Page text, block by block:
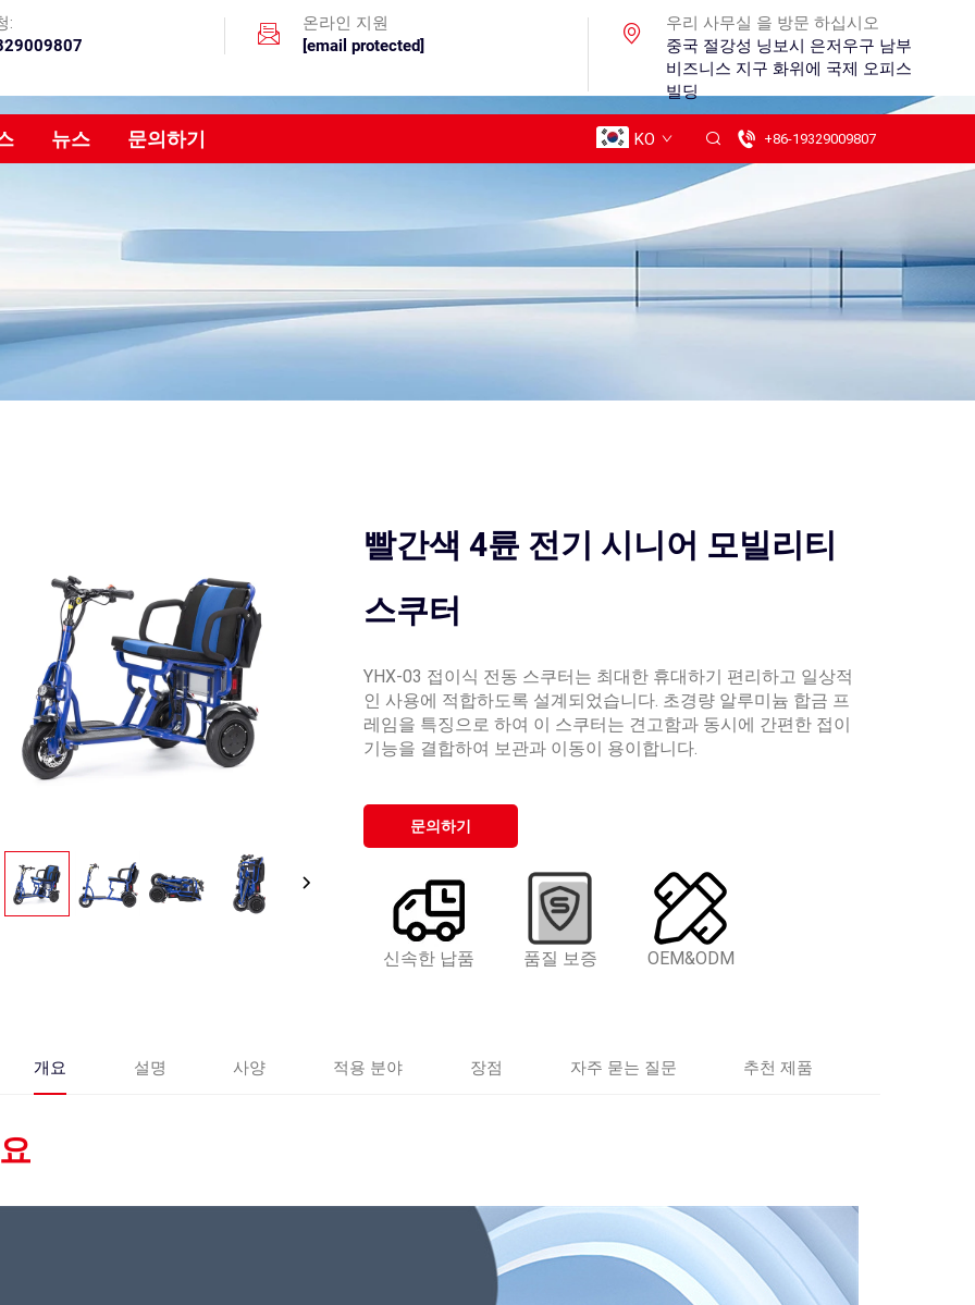
:
온라인 지원
[email protected]
우리 사무실 을 방문 하십시오
중국 절강성 닝보시 은저우구 남부
비즈니스 지구 화위에 국제 오피스
빌딩
뉴스 문의하기 KO +86-19329009807
빨간색 4륜 전기 시니어 모빌리티
스쿠터
YHX-03 접이식 전동 스쿠터는 최대한 휴대하기 편리하고 일상적
인 사용에 적합하도록 설계되었습니다. 초경량 알루미늄 합금 프
레임을 특징으로 하여 이 스쿠터는 견고함과 동시에 간편한 접이
기능을 결합하여 보관과 이동이 용이합니다.
문의하기
신속한 납품 품질 보증 OEM&ODM
개요 설명 사양 적용 분야 장점 자주 묻는 질문 추천 제품